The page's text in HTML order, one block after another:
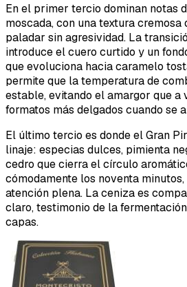
En el primer tercio dominan notas
moscada, con una textura cremosa
paladar sin agresividad. La
introduce el cuero curtido y un
que evoluciona hacia caramelo
permite que la temperatura de
estable, evitando el amargor que a
formatos más delgados cuando se
El último tercio es donde el Gran
linaje: especias dulces, pimienta
cedro que cierra el círculo
cómodamente los noventa
atención plena. La ceniza es
claro, testimonio de la
capas.